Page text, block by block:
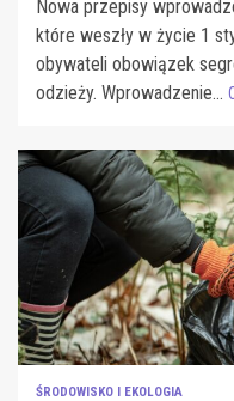
Nowa przepisy
które weszły w życie 1
obywateli obowiązek
odzieży. Wprowadzenie...
ŚRODOWISKO I EKOLOGIA